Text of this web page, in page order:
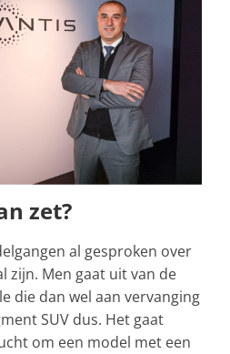
zet?
al gesproken over
zijn. Men gaat uit van de
die dan wel aan vervanging
SUV dus. Het gaat
om een model met een